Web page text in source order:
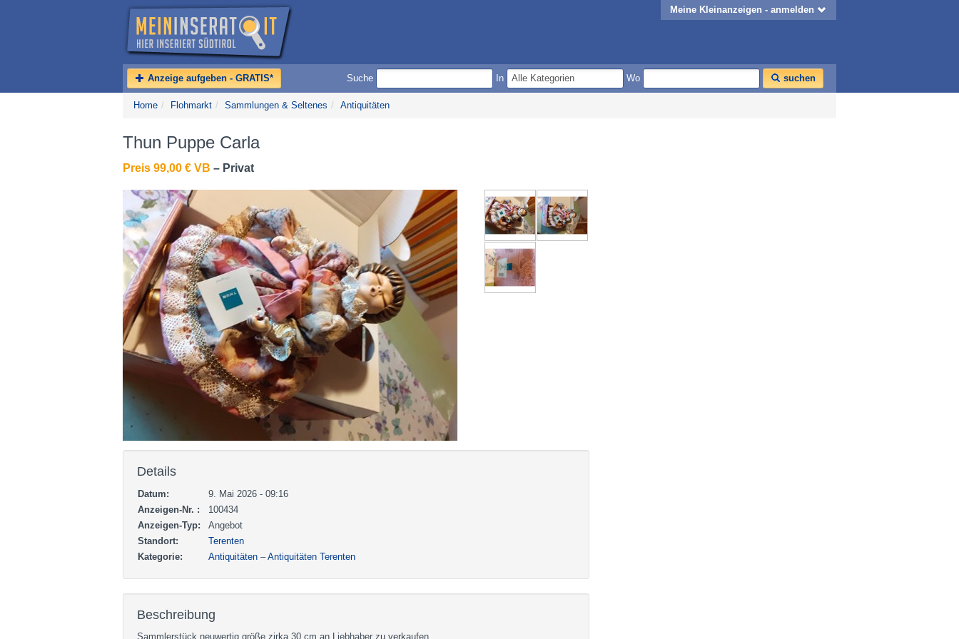
Meine Kleinanzeigen - anmelden
Anzeige aufgeben - GRATIS* Suche In Wo suchen
Home / Flohmarkt / Sammlungen & Seltenes / Antiquitäten
Thun Puppe Carla
Preis 99,00 € VB – Privat
Details
Datum:
9. Mai 2026 - 09:16
Anzeigen-Nr. :
100434
Anzeigen-Typ:
Angebot
Standort:
Terenten
Kategorie:
Antiquitäten –Antiquitäten Terenten
Beschreibung
Sammlerstück neuwertig größe zirka 30 cm an Liebhaber zu verkaufen.